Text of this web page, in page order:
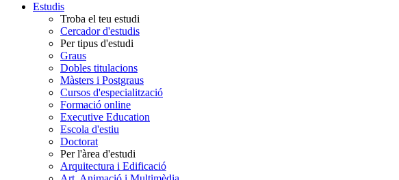
Estudis
Troba el teu estudi
Cercador d'estudis
Per tipus d'estudi
Graus
Dobles titulacions
Màsters i Postgraus
Cursos d'especialització
Formació online
Executive Education
Escola d'estiu
Doctorat
Per l'àrea d'estudi
Arquitectura i Edificació